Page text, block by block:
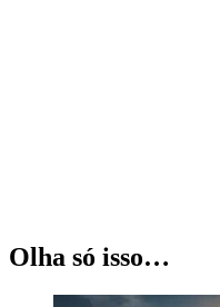
Olha só isso…